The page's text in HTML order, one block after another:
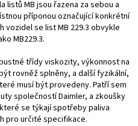
listů MB jsou řazena za sebou a
příponou označující konkrétní
vozidel se list MB 229.3 obvykle
MB229.3.
třídy viskozity, výkonnost na
rovněž splněny, a další fyzikální,
musí být provedeny. Patří sem
společností Daimler, a zkoušky
se týkají spotřeby paliva
pro určité specifikace.